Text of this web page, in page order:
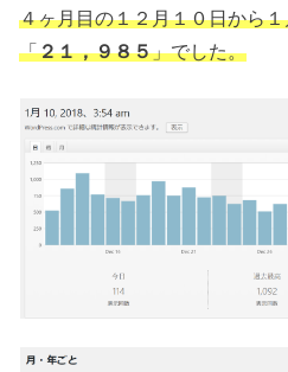
４ヶ月目の１２月１０日から
「２１，９８５」でした。